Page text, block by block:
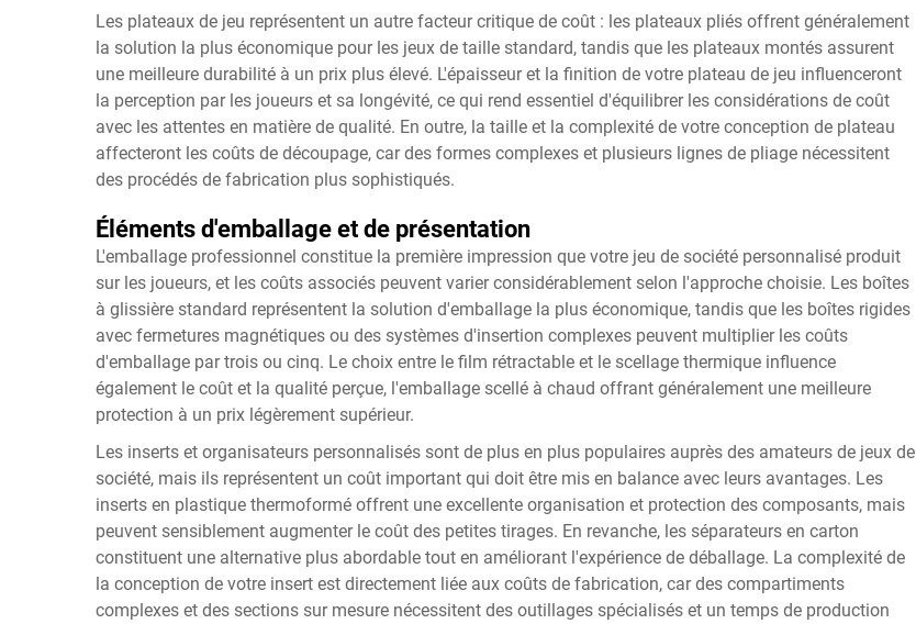
Les plateaux de jeu représentent un autre facteur critique de coût : les plateaux pliés offrent généralement
la solution la plus économique pour les jeux de taille standard, tandis que les plateaux montés assurent
une meilleure durabilité à un prix plus élevé. L'épaisseur et la finition de votre plateau de jeu influenceront
la perception par les joueurs et sa longévité, ce qui rend essentiel d'équilibrer les considérations de coût
avec les attentes en matière de qualité. En outre, la taille et la complexité de votre conception de plateau
affecteront les coûts de découpage, car des formes complexes et plusieurs lignes de pliage nécessitent
des procédés de fabrication plus sophistiqués.
Éléments d'emballage et de présentation
L'emballage professionnel constitue la première impression que votre jeu de société personnalisé produit
sur les joueurs, et les coûts associés peuvent varier considérablement selon l'approche choisie. Les boîtes
à glissière standard représentent la solution d'emballage la plus économique, tandis que les boîtes rigides
avec fermetures magnétiques ou des systèmes d'insertion complexes peuvent multiplier les coûts
d'emballage par trois ou cinq. Le choix entre le film rétractable et le scellage thermique influence
également le coût et la qualité perçue, l'emballage scellé à chaud offrant généralement une meilleure
protection à un prix légèrement supérieur.
Les inserts et organisateurs personnalisés sont de plus en plus populaires auprès des amateurs de jeux de
société, mais ils représentent un coût important qui doit être mis en balance avec leurs avantages. Les
inserts en plastique thermoformé offrent une excellente organisation et protection des composants, mais
peuvent sensiblement augmenter le coût des petites tirages. En revanche, les séparateurs en carton
constituent une alternative plus abordable tout en améliorant l'expérience de déballage. La complexité de
la conception de votre insert est directement liée aux coûts de fabrication, car des compartiments
complexes et des sections sur mesure nécessitent des outillages spécialisés et un temps de production